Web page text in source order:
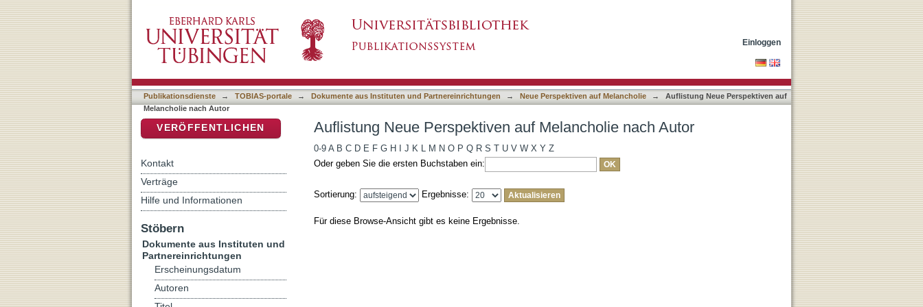
Einloggen
Publikationsdienste → TOBIAS-portale → Dokumente aus Instituten und Partnereinrichtungen → Neue Perspektiven auf Melancholie →
Auflistung Neue Perspektiven auf
Melancholie nach Autor
Auflistung Neue Perspektiven auf Melancholie nach Autor
0-9 A B C D E F G H J K L M N O P Q R S T U V W X Y Z
Oder geben Sie die ersten Buchstaben ein:
Sortierung: Ergebnisse:
Für diese Browse-Ansicht gibt es keine Ergebnisse.
VERÖFFENTLICHEN
Kontakt
Verträge
Hilfe und Informationen
Stöbern
Dokumente aus Instituten und
Partnereinrichtungen
Erscheinungsdatum
Autoren